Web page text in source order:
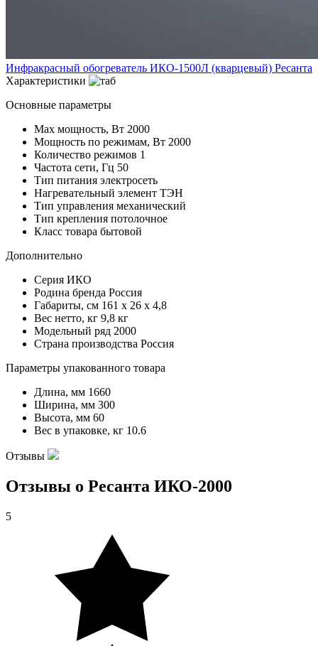
Инфракрасный обогреватель ИКО-1500Л (кварцевый) Ресанта
Характеристики
Основные параметры
Max мощность, Вт 2000
Мощность по режимам, Вт 2000
Количество режимов 1
Частота сети, Гц 50
Тип питания электросеть
Нагревательный элемент ТЭН
Тип управления механический
Тип крепления потолочное
Класс товара бытовой
Дополнительно
Серия ИКО
Родина бренда Россия
Габариты, см 161 x 26 x 4,8
Вес нетто, кг 9,8 кг
Модельный ряд 2000
Страна производства Россия
Параметры упакованного товара
Длина, мм 1660
Ширина, мм 300
Высота, мм 60
Вес в упаковке, кг 10.6
Отзывы
Отзывы о Ресанта ИКО-2000
5